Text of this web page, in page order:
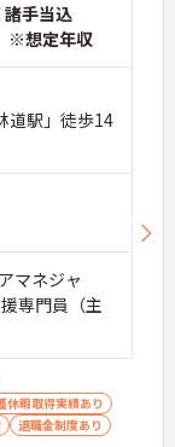
諸手当込
想定年収
道駅」徒歩14
マネジャ
専門員（主
休暇取得実績あり
退職金制度あり